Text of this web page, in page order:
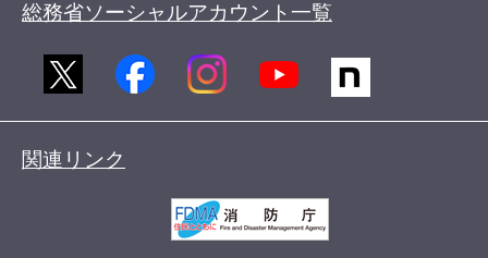
総務省ソーシャルアカウント一覧
関連リンク